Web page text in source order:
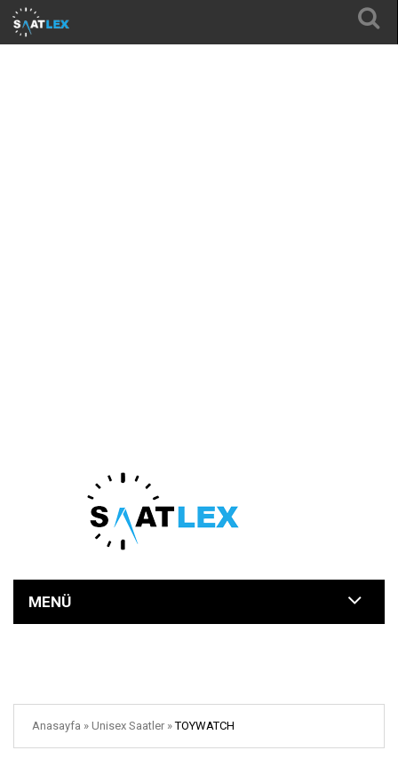
MENÜ
Anasayfa » Unisex Saatler »TOYWATCH